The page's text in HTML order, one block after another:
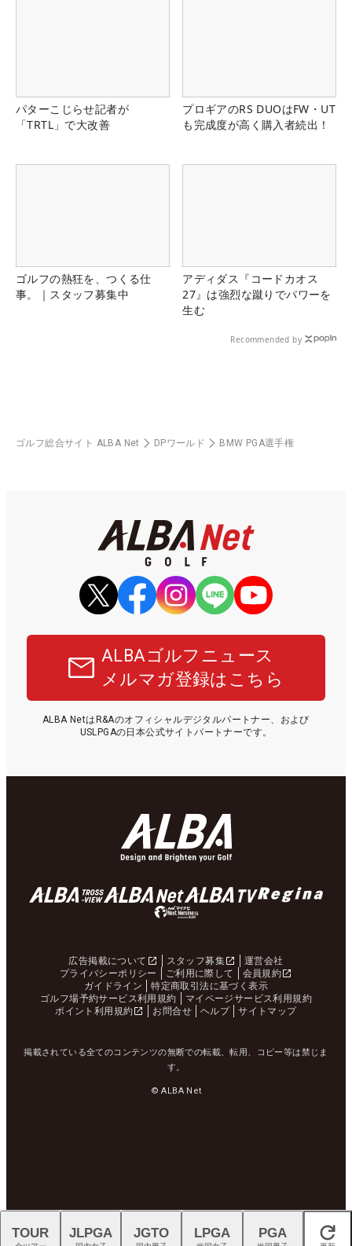
パターこじらせ記者が
「TRTL」で大改善
プロギアのRS DUOはFW・UT
も完成度が高く購入者続出！
ゴルフの熱狂を、つくる仕
事。｜スタッフ募集中
アディダス『コードカオス
27』は強烈な蹴りでパワーを
生む
Recommended by
ゴルフ総合サイト ALBA Net DPワールド BMW PGA選手権
ALBAゴルフニュース
メルマガ登録はこちら
ALBA NetはR&Aのオフィシャルデジタルパートナー、および
USLPGAの日本公式サイトパートナーです。
広告掲載について スタッフ募集
運営会社
プライバシーポリシー
ご利用に際して
会員規約
ガイドライン
特定商取引法に基づく表示
ゴルフ場予約サービス利用規約
マイページサービス利用規約
ポイント利用規約
お問合せ ヘルプ サイトマップ
掲載されている全てのコンテンツの無断での転載、転用、コピー等は禁じま
す。
© ALBA Net
閉じる
TOUR JLPGA JGTO LPGA PGA